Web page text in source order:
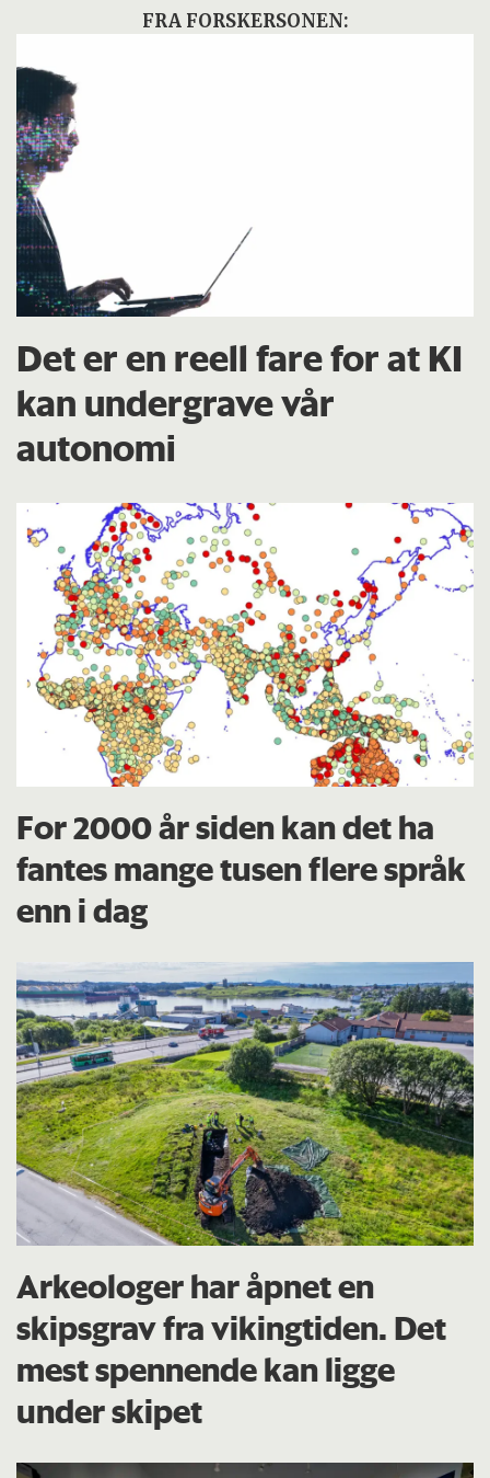
FRA FORSKERSONEN:
Det er en reell fare for at KI
kan undergrave vår
autonomi
For 2000 år siden kan det ha
fantes mange tusen flere språk
enn i dag
Arkeologer har åpnet en
skipsgrav fra vikingtiden. Det
mest spennende kan ligge
under skipet